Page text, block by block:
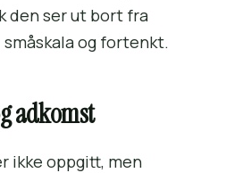
den ser ut bort fra
og fortenkt.
adkomst
ikke oppgitt, men